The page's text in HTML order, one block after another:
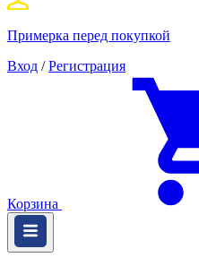
Примерка перед покупкой
Вход / Регистрация
Корзина